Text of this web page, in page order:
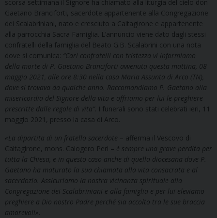
scorsa settimana il Signore ha chiamato alla liturgia del cielo don
Gaetano Branciforti, sacerdote appartenente alla Congregazione
dei Scalabriniani, nato e cresciuto a Caltagirone e appartenente
alla parrocchia Sacra Famiglia. L’annuncio viene dato dagli stessi
confratelli della famiglia del Beato G.B. Scalabrini con una nota
dove si comunica: “Cari confratelli con tristezza vi informiamo
della morte di P. Gaetano Branciforti avvenuta questa mattina, 08
maggio 2021, alle ore 8:30 nella casa Maria Assunta di Arco (TN),
dove si trovava da qualche anno. Raccomandiamo P. Gaetano alla
misericordia del Signore della vita e offriamo per lui le preghiere
prescritte dalle regole di vita” . I funerali sono stati celebrati ieri, 11
maggio 2021, presso la casa di Arco.
«La dipartita di un fratello sacerdote – afferma il Vescovo di
Caltagirone, mons. Calogero Peri – è sempre una grave perdita per
tutta la Chiesa, e in questo caso anche di quella diocesana dove P.
Gaetano ha maturato la sua chiamata alla vita consacrata e al
sacerdozio. Assicuriamo la nostra vicinanza spirituale alla
Congregazione dei Scalabriniani e alla famiglia e per lui eleviamo
preghiere a Dio nostro Padre perché sia accolto tra le sue braccia
amorevoli».